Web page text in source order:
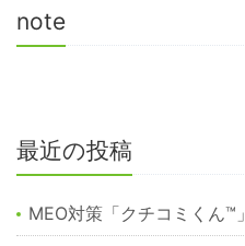
note
最近の投稿
MEO対策「クチコミくん™︎」